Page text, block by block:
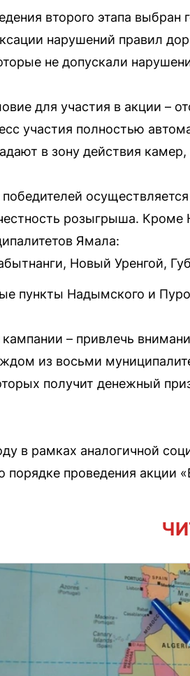
второго этапа
нарушений правил
не допускали
для участия в акции –
участия полностью
в зону действия
розыгрыша. Кроме
Ямала:
Новый Уренгой,
пункты Надымского и
кампании – привлечь
из восьми
получит денежный
в рамках аналогичной
порядке проведения акции